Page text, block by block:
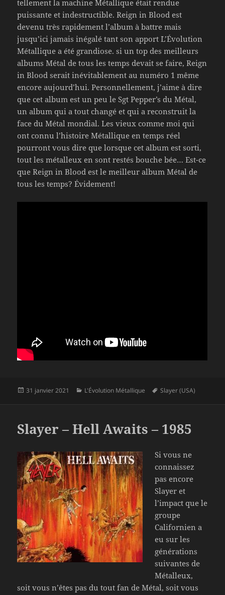
tellement la machine Métallique était rendue
puissante et indestructible. Reign in Blood est
devenu très rapidement l’album à battre mais
jusqu’ici jamais inégalé tant son apport `L’Évolution
Métallique a été grandiose. si un top des meilleurs
albums Métal de tous les temps devait se faire, Reign
in Blood serait inévitablement au numéro 1 même
encore aujourd’hui. Personnellement, j’aime à dire
que cet album est un peu le Sgt Pepper’s du Métal,
un album qui a tout changé et qui a reconstruit la
face du Métal mondial. Les vieux comme moi qui
ont connu l’histoire Métallique en temps réel
pourront vous dire que lorsque cet album est sorti,
tout les métalleux en sont restés bouche bée… Est-ce
que Reign in Blood est le meilleur album Métal de
tous les temps? Évidement!
Publié
31 janvier 2021 Catégories
L'Évolution Métallique
Mots-
Slayer (USA)
Slayer – Hell Awaits – 1985
Si vous ne
connaissez
pas encore
Slayer et
l’impact que le
groupe
Californien a
eu sur les
générations
suivantes de
Métalleux,
soit vous n’êtes pas du tout fan de Métal, soit vous